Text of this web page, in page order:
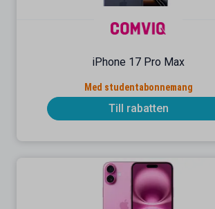
iPhone 17 Pro Max
Med studentabonnemang
Till rabatten